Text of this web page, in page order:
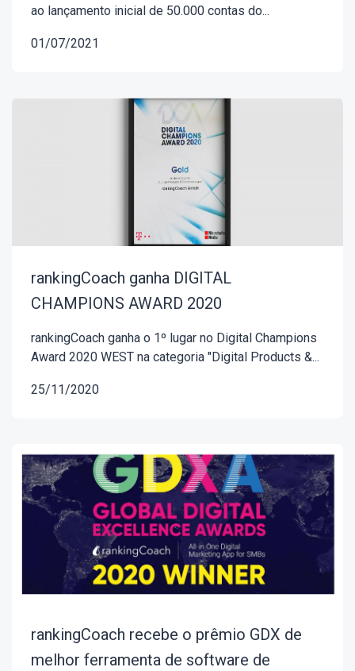
ao lançamento inicial de 50.000 contas do...
01/07/2021
rankingCoach ganha DIGITAL
CHAMPIONS AWARD 2020
rankingCoach ganha o 1º lugar no Digital Champions
Award 2020 WEST na categoria "Digital Products &...
25/11/2020
rankingCoach recebe o prêmio GDX de
melhor ferramenta de software de